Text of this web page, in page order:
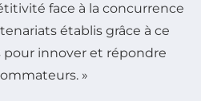
face à la concurrence
établis grâce à ce
pour innover et répondre
»